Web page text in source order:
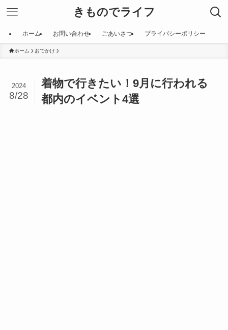
きものでライフ
ホーム お問い合わせ ごあいさつ プライバシーポリシー
ホーム おでかけ
着物で行きたい！9月に行われる
都内のイベント4選
2024
8/28